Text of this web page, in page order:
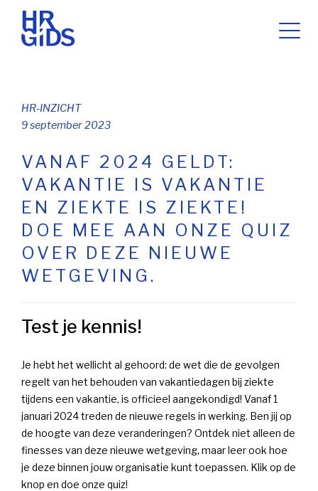
HR-INZICHT
9 september 2023
VANAF 2024 GELDT:
VAKANTIE IS VAKANTIE
EN ZIEKTE IS ZIEKTE!
DOE MEE AAN ONZE QUIZ
OVER DEZE NIEUWE
WETGEVING.
Test je kennis!
Je hebt het wellicht al gehoord: de wet die de gevolgen
regelt van het behouden van vakantiedagen bij ziekte
tijdens een vakantie, is officieel aangekondigd! Vanaf 1
januari 2024 treden de nieuwe regels in werking. Ben jij op
de hoogte van deze veranderingen? Ontdek niet alleen de
finesses van deze nieuwe wetgeving, maar leer ook hoe
je deze binnen jouw organisatie kunt toepassen. Klik op de
knop en doe onze quiz!